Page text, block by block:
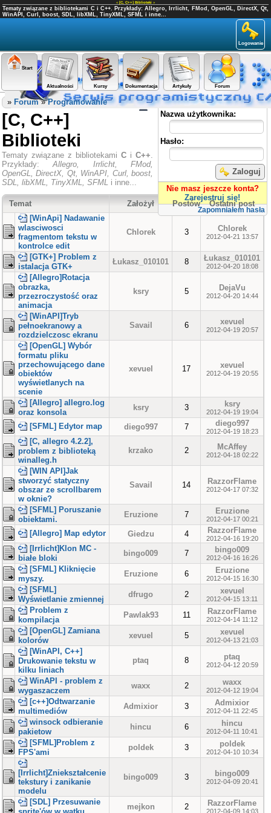
« [C, C++] Biblioteki »
Tematy związane z bibliotekami C i C++. Przykłady: Allegro, Irrlicht, FMod, OpenGL, DirectX, Qt,
WinAPI, Curl, boost, SDL, libXML, TinyXML, SFML i inne...
Logowanie
Start
Aktualności Kursy Dokumentacja Artykuły Forum
Panel użytkownika
Nazwa użytkownika:
Hasło:
Zaloguj
Nie masz jeszcze konta?
Zarejestruj się!
Zapomniałem hasła
» Forum»Programowanie
[C, C++]
Biblioteki
Tematy związane z bibliotekami C i C++.
Przykłady:Allegro, Irrlicht, FMod,
OpenGL, DirectX, Qt, WinAPI, Curl, boost,
SDL, libXML, TinyXML, SFML i inne...
Temat Założył Postów
Ostatni post
[WinApi] Nadawanie
wlasciwosci
fragmentom tekstu w
kontrolce edit
Chlorek 3 Chlorek
2012-04-21 13:57
[GTK+] Problem z
istalacja GTK+
Łukasz_010101 8 Łukasz_010101
2012-04-20 18:08
[Allegro]Rotacja
obrazka,
przezroczystość oraz
animacja
ksry 5 DejaVu
2012-04-20 14:44
[WinAPI]Tryb
pełnoekranowy a
rozdzielczosc ekranu
Savail 6 xevuel
2012-04-19 20:57
[OpenGL] Wybór
formatu pliku
przechowującego dane
obiektów
wyświetlanych na
scenie
xevuel 17 xevuel
2012-04-19 20:55
[Allegro] allegro.log
oraz konsola
ksry 3 ksry
2012-04-19 19:04
[SFML] Edytor map diego997 7 diego997
2012-04-19 18:23
[C, allegro 4.2.2],
problem z biblioteką
winalleg.h
krzako 2 McAffey
2012-04-18 02:22
[WIN API]Jak
stworzyć statyczny
obszar ze scrollbarem
w oknie?
Savail 14 RazzorFlame
2012-04-17 07:32
[SFML] Poruszanie
obiektami.
Eruzione 7 Eruzione
2012-04-17 00:21
[Allegro] Map edytor Giedzu 4 RazzorFlame
2012-04-16 19:20
[Irrlicht]Klon MC -
białe bloki
bingo009 7 bingo009
2012-04-16 16:26
[SFML] Kliknięcie
myszy.
Eruzione 6 Eruzione
2012-04-15 16:30
[SFML]
Wyświetlanie zmiennej
dfrugo 2 xevuel
2012-04-15 13:11
Problem z
kompilacja
Pawlak93 11 RazzorFlame
2012-04-14 11:12
[OpenGL] Zamiana
kolorów
xevuel 5 xevuel
2012-04-13 21:03
[WinAPI, C++]
Drukowanie tekstu w
kilku liniach
ptaq 8 ptaq
2012-04-12 20:59
WinAPI - problem z
wygaszaczem
waxx 2 waxx
2012-04-12 19:04
[c++]Odtwarzanie
multimediów
Admixior 3 Admixior
2012-04-11 22:45
winsock odbieranie
pakietow
hincu 6 hincu
2012-04-11 10:41
[SFML]Problem z
FPS'ami
poldek 3 poldek
2012-04-10 10:34
[Irrlicht]Zniekształcenie
tekstury i zanikanie
modelu
bingo009 3 bingo009
2012-04-09 20:41
[SDL] Przesuwanie
mejkon 2 RazzorFlame
2012-04-09 14:03